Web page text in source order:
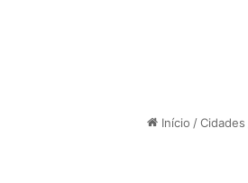
Início / Cidades